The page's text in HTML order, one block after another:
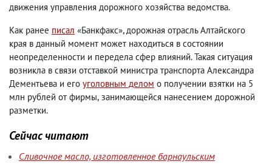
движения управления дорожного хозяйства ведомства.
Как ранее писал «Банкфакс», дорожная отрасль Алтайского
края в данный момент может находиться в состоянии
неопределенности и передела сфер влияний. Такая ситуация
возникла в связи отставкой министра транспорта Александра
Дементьева и его уголовным делом о получении взятки на 5
млн рублей от фирмы, занимающейся нанесением дорожной
разметки.
Сейчас читают
Сливочное масло, изготовленное барнаульским